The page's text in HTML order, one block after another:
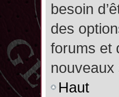
besoin
des
forums et
nouveaux
Haut